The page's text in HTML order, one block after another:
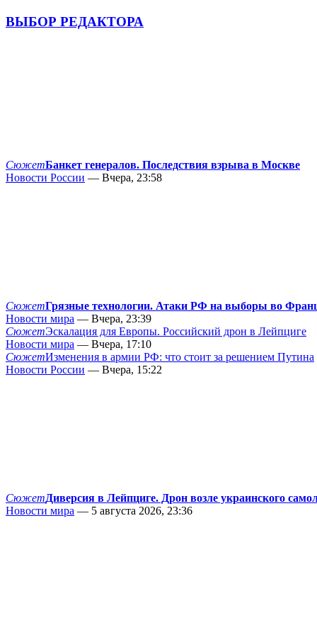
ВЫБОР РЕДАКТОРА
СюжетБанкет генералов. Последствия взрыва в Москве
Новости России — Вчера, 23:58
СюжетГрязные технологии. Атаки РФ на выборы во
Новости мира — Вчера, 23:39
СюжетЭскалация для Европы. Российский дрон в Лейпциге
Новости мира — Вчера, 17:10
СюжетИзменения в армии РФ: что стоит за решением Путина
Новости России — Вчера, 15:22
СюжетДиверсия в Лейпциге. Дрон возле украинского
Новости мира — 5 августа 2026, 23:36